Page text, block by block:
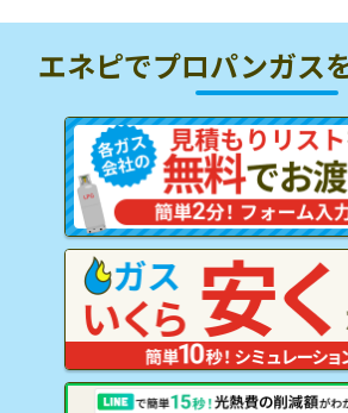
エネピでプロパンガス